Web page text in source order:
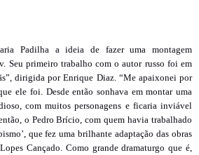
Padilha a ideia de fazer uma montagem
Seu primeiro trabalho com o autor russo foi em
dirigida por Enrique Diaz. “Me apaixonei por
ele foi. Desde então sonhava em montar uma
com muitos personagens e ficaria inviável
o Pedro Brício, com quem havia trabalhado
que fez uma brilhante adaptação das obras
Cançado. Como grande dramaturgo que é,